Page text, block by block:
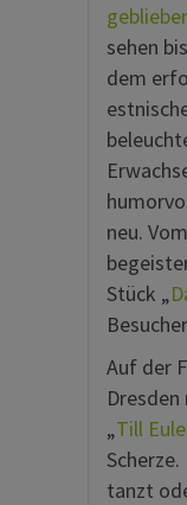
sehen
dem
neu.
Stück „
Auf der
„Till
tanzt